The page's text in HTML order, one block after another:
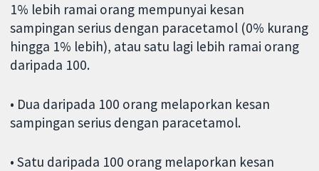
1% lebih ramai orang mempunyai kesan
sampingan serius dengan paracetamol (0% kurang
hingga 1% lebih), atau satu lagi lebih ramai orang
daripada 100.
• Dua daripada 100 orang melaporkan kesan
sampingan serius dengan paracetamol.
• Satu daripada 100 orang melaporkan kesan